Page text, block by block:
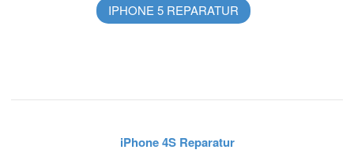
IPHONE 5 REPARATUR
iPhone 4S Reparatur